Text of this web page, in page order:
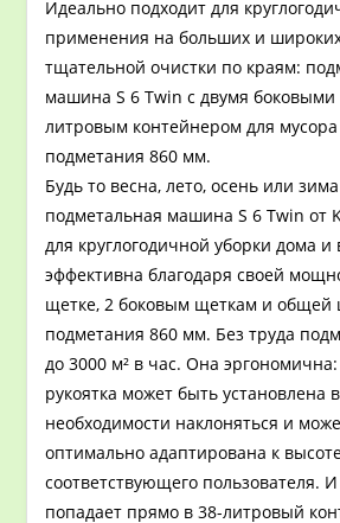
Идеально подходит для
применения на больших и
тщательной очистки по краям:
машина S 6 Twin с двумя
литровым контейнером для
подметания 860 мм.
Будь то весна, лето, осень или
подметальная машина S 6 Twin от
для круглогодичной уборки дома и
эффективна благодаря своей
щетке, 2 боковым щеткам и
подметания 860 мм. Без труда
до 3000 м² в час. Она
рукоятка может быть установлена
необходимости наклоняться и
оптимально адаптирована к
соответствующего пользователя.
попадает прямо в 38-литровый